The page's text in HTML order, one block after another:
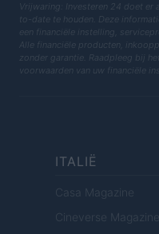
Vrijwaring: Investeren 24 doet er
to-date te houden. Deze
een financiële instelling,
Alle financiële producten,
zonder garantie. Raadpleeg bij
voorwaarden van uw financiële
ITALIË
Casa Magazine
Cineverse Magazine